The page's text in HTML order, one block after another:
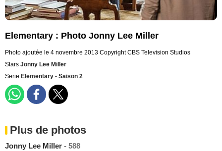
Elementary : Photo Jonny Lee Miller
Photo ajoutée le 4 novembre 2013 Copyright CBS Television Studios
Stars Jonny Lee Miller
Serie Elementary - Saison 2
Plus de photos
Jonny Lee Miller - 588